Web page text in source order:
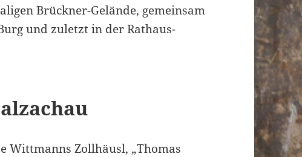
Brückner-Gelände, gemeinsam
und zuletzt in der Rathaus-
Wittmanns Zollhäusl, „Thomas